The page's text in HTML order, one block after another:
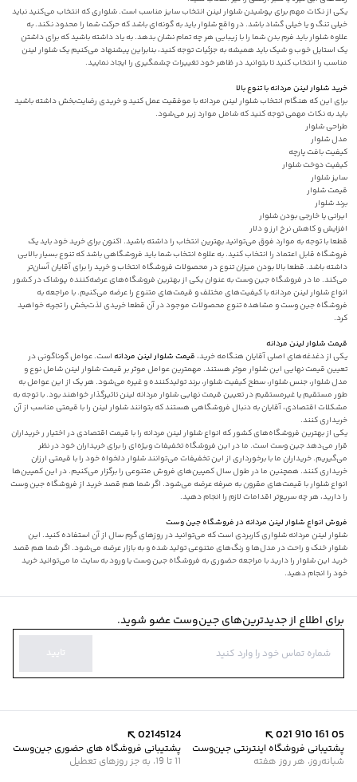
یکی از نکات مهم برای پوشیدن شلوار لینن انتخاب سایز مناسب است. شلواری که انتخاب می‌کنید نباید
خیلی تنگ و یا خیلی گشاد باشد. در واقع شلوار باید به گونه‌ای باشد که حرکت شما را محدود نکند. به
علاوه شلوار باید فرم بدن شما را با زیبایی هر چه تمام نشان بدهد. به یاد داشته باشید که برای داشتن
یک استایل خوب و شیک باید همیشه به جزئیات توجه کنید، بنابراین پیشنهاد می‌کنیم یک شلوار لینن
مناسب را انتخاب کنید تا بتوانید در ظاهر خود تغییرات چشمگیری را ایجاد نمایید.
خرید شلوار لینن مردانه با تنوع بالا
برای این که هنگام انتخاب شلوار لینن مردانه با موفقیت عمل کنید و خریدی رضایت‌بخش داشته باشید
باید به نکات مهمی توجه کنید که شامل موارد زیر می‌شود.
طراحی شلوار
مدل شلوار
کیفیت بافت پارچه
کیفیت دوخت شلوار
سایز شلوار
قیمت شلوار
برند شلوار
ایرانی یا خارجی بودن شلوار
افزایش و کاهش نرخ ارز و دلار
قطعا با توجه به موارد فوق می‌توانید بهترین انتخاب را داشته باشید. اکنون برای خرید خود باید یک
فروشگاه قابل اعتماد را انتخاب کنید. به علاوه انتخاب شما باید فروشگاهی باشد که تنوع بسیار بالایی
داشته باشد. قطعا بالا بودن میزان تنوع در محصولات فروشگاه انتخاب و خرید را برای آقایان آسان‌تر
می‌کند. ما در فروشگاه جین وست به عنوان یکی از بهترین فروشگاه‌های عرضه‌کننده پوشاک در کشور
انواع شلوار لینن مردانه با کیفیت‌های مختلف و قیمت‌های متنوع را عرضه می‌کنیم. با مراجعه به
فروشگاه جین وست و مشاهده تنوع محصولات موجود در آن قطعا خریدی لذت‌بخش را تجربه خواهید
کرد.
قیمت شلوار لینن مردانه
یکی از دغدغه‌های اصلی آقایان هنگامه خرید، قیمت شلوار لینن مردانهاست. عوامل گوناگونی در
تعیین قیمت نهایی این شلوار موثر هستند. مهمترین عوامل موثر بر قیمت شلوار لینن شامل نوع و
مدل شلوار، جنس شلوار، سطح کیفیت شلوار، برند تولیدکننده و غیره می‌شود. هر یک از این عوامل به
طور مستقیم یا غیرمستقیم در تعیین قیمت نهایی شلوار مردانه لینن تاثیرگذار خواهند بود. با توجه به
مشکلات اقتصادی، آقایان به دنبال فروشگاهی هستند که بتوانند شلوار لینن را با قیمتی مناسب از آن
خریداری کنند.
یکی از بهترین فروشگاه‌های کشور که انواع شلوار لینن مردانه را با قیمت اقتصادی در اختیار ر خریداران
قرار می‌دهد جین وست است. ما در این فروشگاه تخفیفات ویژه‌ای را برای خریداران خود در نظر
می‌گیریم. خریداران ما با برخورداری از این تخفیفات می‌توانند شلوار دلخواه خود را با قیمتی ارزان
خریداری کنند. همچنین ما در طول سال کمپین‌های فروش متنوعی را برگزار می‌کنیم. در این کمپین‌ها
انواع شلوار با قیمت‌های مقرون به صرفه عرضه می‌شود. اگر شما هم قصد خرید از فروشگاه جین وست
را دارید، هر چه سریع‌تر اقدامات لازم را انجام دهید.
فروش انواع شلوار لینن مردانه در فروشگاه جین وست
شلوار لینن مردانه شلواری کاربردی است که می‌توانید در روزهای گرم سال از آن استفاده کنید. این
شلوار خنک و راحت در مدل‌ها و رنگ‌های متنوعی تولید شده و به بازار عرضه می‌شود. اگر شما هم قصد
خرید این شلوار را دارید با مراجعه حضوری به فروشگاه جین وست یا ورود به سایت ما می‌توانید خرید
خود را انجام دهید.
برای اطلاع از جدیدترین‌های جین‌وست عضو شوید.
تایید
021 910 161 05
پشتیبانی فروشگاه اینترنتی جین‌وست
شبانه‌روز، هر روز هفته
02145124
پشتیبانی فروشگاه های حضوری جین‌وست
11 تا 19، به جز روزهای تعطیل